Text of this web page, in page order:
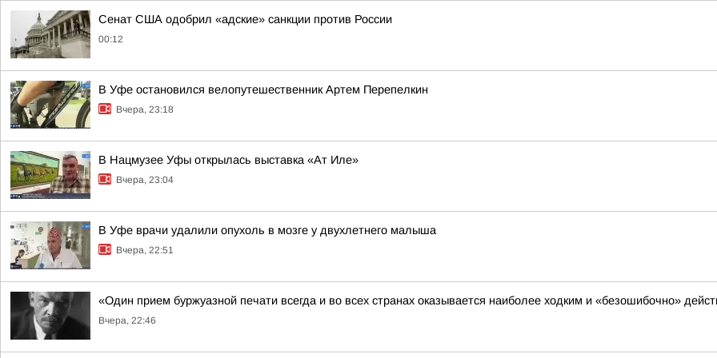
Сенат США одобрил «адские» санкции против России
00:12
В Уфе остановился велопутешественник Артем Перепелкин
Вчера, 23:18
В Нацмузее Уфы открылась выставка «Ат Иле»
Вчера, 23:04
В Уфе врачи удалили опухоль в мозге у двухлетнего малыша
Вчера, 22:51
«Один прием буржуазной печати всегда и во всех странах оказывается наиболее ходким и «безошибочно»
Вчера, 22:46